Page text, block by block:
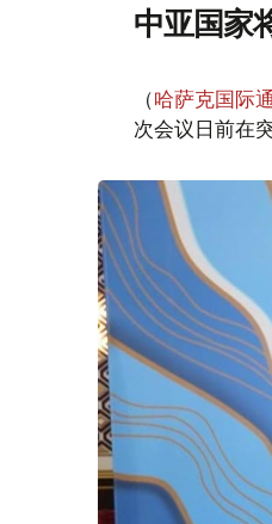
中亚国家
（哈萨克国际
次会议日前在